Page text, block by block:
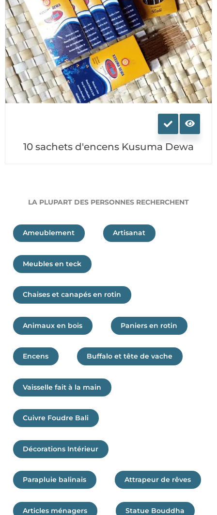
produit
plusieurs
être
10 sachets d'encens Kusuma Dewa
LA PLUPART DES PERSONNES RECHERCHENT
Ameublement Artisanat
Meubles en teck
Chaises et canapés en rotin
Animaux en bois Paniers en rotin
Encens Buffalo et tête de vache
Vaisselle fait à la main
Cuivre Foudre Bali
Décorations Intérieur
Parapluie balinais Attrapeur de rêves
Articles ménagers Statue Bouddha